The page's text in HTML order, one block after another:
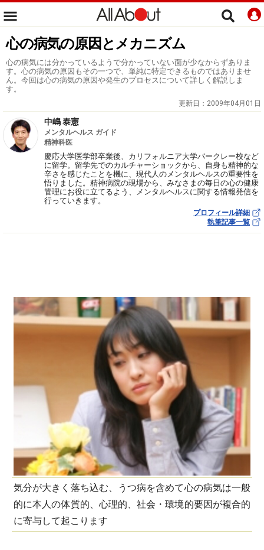
心の病気の原因とメカニズム
心の病気には分かっているようで分かっていない面が少なからずありま
す。心の病気の原因もその一つで、単純に特定できるものではありませ
ん。今回は心の病気の原因や発生のプロセスについて詳しく解説しま
す。
更新日： 2009年04月01日
中嶋 泰憲
メンタルヘルス ガイド
精神科医
慶応大学医学部卒業後、カリフォルニア大学バークレー校など
に留学。留学先でのカルチャーショックから、自身も精神的な
辛さを感じたことを機に、現代人のメンタルヘルスの重要性を
悟りました。精神病院の現場から、みなさまの毎日の心の健康
管理にお役に立てるよう、メンタルヘルスに関する情報発信を
行っていきます。
プロフィール詳細
執筆記事一覧
気分が大きく落ち込む、うつ病を含めて心の病気は一般
的に本人の体質的、心理的、社会・環境的要因が複合的
に寄与して起こります